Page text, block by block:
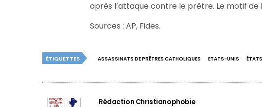
après l’attaque contre le prêtre. Le motif de
Sources : AP, Fides.
ÉTIQUETTES ASSASSINATS DE PRÊTRES CATHOLIQUES ETATS-UNIS
Rédaction Christianophobie